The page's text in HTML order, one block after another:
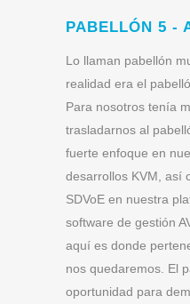
PABELLÓN 5 -
Lo llaman pabellón
realidad era el
Para nosotros tenía
trasladarnos al
fuerte enfoque en
desarrollos KVM, así
SDVoE en nuestra
software de gestión
aquí es donde
nos quedaremos. El
oportunidad para